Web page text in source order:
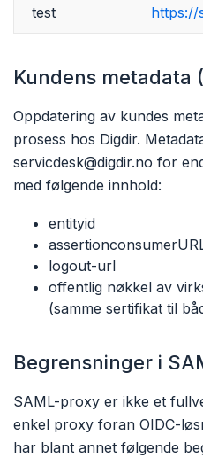
test https://
Kundens metadata
Oppdatering av kundes
prosess hos Digdir.
servicdesk@digdir.no for
med følgende innhold:
entityid
logout-url
offentlig nøkkel av
(samme sertifikat til
Begrensninger i
SAML-proxy er ikke et
enkel proxy foran OIDC-
har blant annet følgende